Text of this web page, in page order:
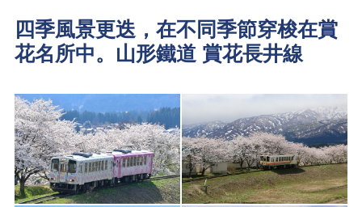
四季風景更迭，在不同季節穿梭在賞
花名所中。山形鐵道 賞花長井線